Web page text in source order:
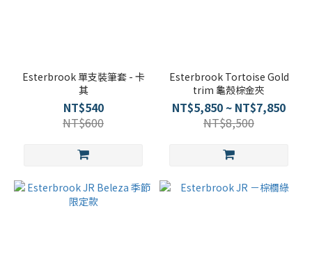
Esterbrook 單支裝筆套 - 卡
其
NT$540
NT$600
Esterbrook Tortoise Gold
trim 龜殼棕金夾
NT$5,850 ~ NT$7,850
NT$8,500